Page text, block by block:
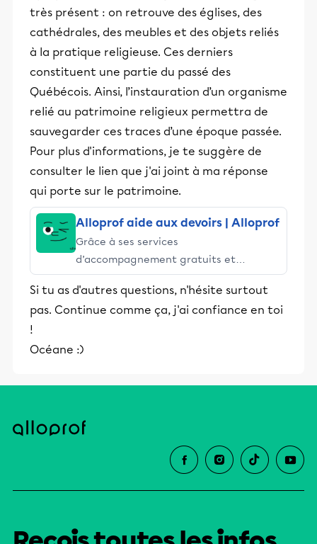
très présent : on retrouve des églises, des
cathédrales, des meubles et des objets reliés
à la pratique religieuse. Ces derniers
constituent une partie du passé des
Québécois. Ainsi, l’instauration d’un organisme
relié au patrimoine religieux permettra de
sauvegarder ces traces d’une époque passée.
Pour plus d'informations, je te suggère de
consulter le lien que j'ai joint à ma réponse
qui porte sur le patrimoine.
Alloprof aide aux devoirs | Alloprof
Grâce à ses services
d’accompagnement gratuits et
stimulants, Alloprof engage les élèves
et leurs parents dans la réussite
éducative.
Si tu as d'autres questions, n'hésite surtout
pas. Continue comme ça, j'ai confiance en toi
!
Océane :)